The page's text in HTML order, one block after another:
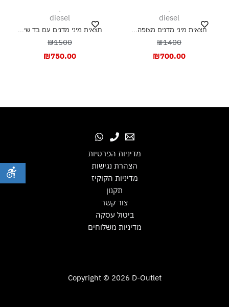
diesel
חצאית מיני מדנים מצופה...
₪1400
₪700.00
diesel
חצאית מיני מדנים עם בד שי...
₪1500
₪750.00
מדיניות הפרטיות
הצהרת נגישות
מדיניות הקוקיז
תקנון
צור קשר
ביטול עסקה
מדיניות משלוחים
Copyright © 2026 D-Outlet